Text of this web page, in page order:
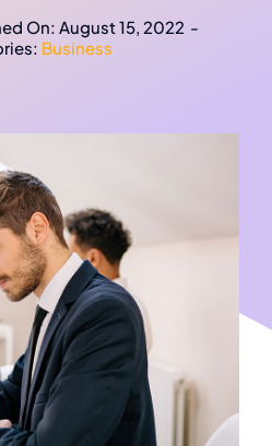
On: August 15, 2022 -
Business